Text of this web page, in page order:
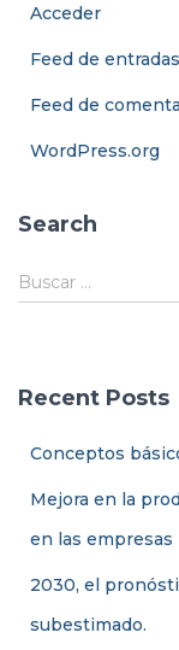
Acceder
Feed de entradas
Feed de
WordPress.org
Search
B
u
r
Buscar …
Recent Posts
Conceptos
Mejora en la
en las empresas
2030, el
subestimado.